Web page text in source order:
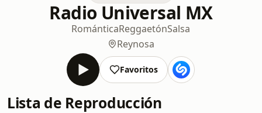
Radio Universal MX
RománticaReggaetónSalsa
Reynosa
Favoritos
Lista de Reproducción